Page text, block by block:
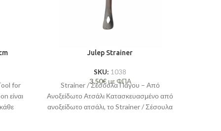
for
είναι
Julep Strainer
SKU: 1038
3,50€με ΦΠΑ
Strainer / Σέσουλα Πάγου – Από
Ανοξείδωτο Ατσάλι Κατασκευασμένο από
ανοξείδωτο ατσάλι, το Strainer / Σέσουλα